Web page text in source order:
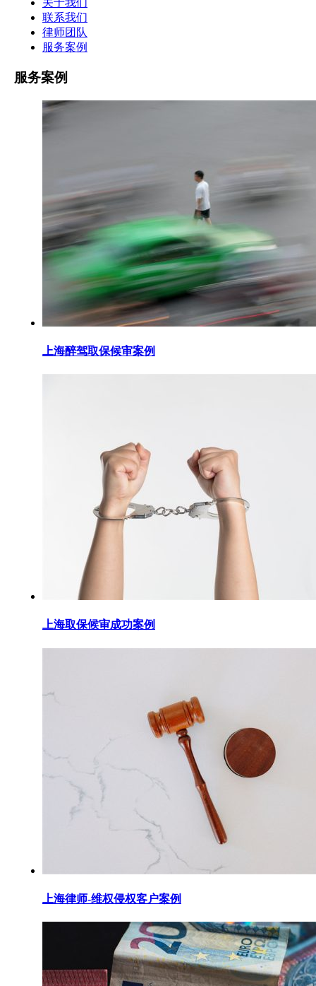
关于我们
联系我们
律师团队
服务案例
服务案例
上海醉驾取保候审案例
上海取保候审成功案例
上海律师-维权侵权客户案例